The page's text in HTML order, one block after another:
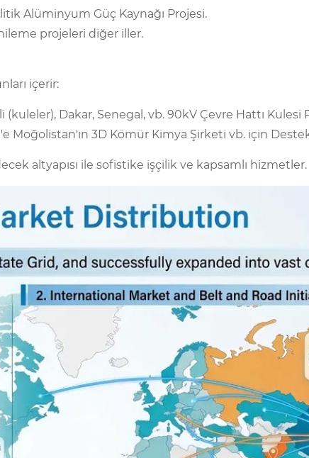
Alüminyum Güç Kaynağı Projesi.
projeleri diğer iller.
içerir:
Dakar, Senegal, vb. 90kV Çevre Hattı Kulesi
3D Kömür Kimya Şirketi vb. için
altyapısı ile sofistike işçilik ve kapsamlı hizmetler.